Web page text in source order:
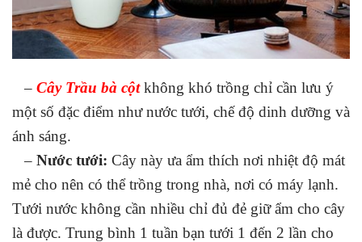
– Cây Trầu bà cột không khó trồng chỉ cần lưu ý
một số đặc điểm như nước tưới, chế độ dinh dưỡng và
ánh sáng.
– Nước tưới: Cây này ưa ẩm thích nơi nhiệt độ mát
mẻ cho nên có thể trồng trong nhà, nơi có máy lạnh.
Tưới nước không cần nhiều chỉ đủ đẻ giữ ẩm cho cây
là được. Trung bình 1 tuần bạn tưới 1 đến 2 lần cho